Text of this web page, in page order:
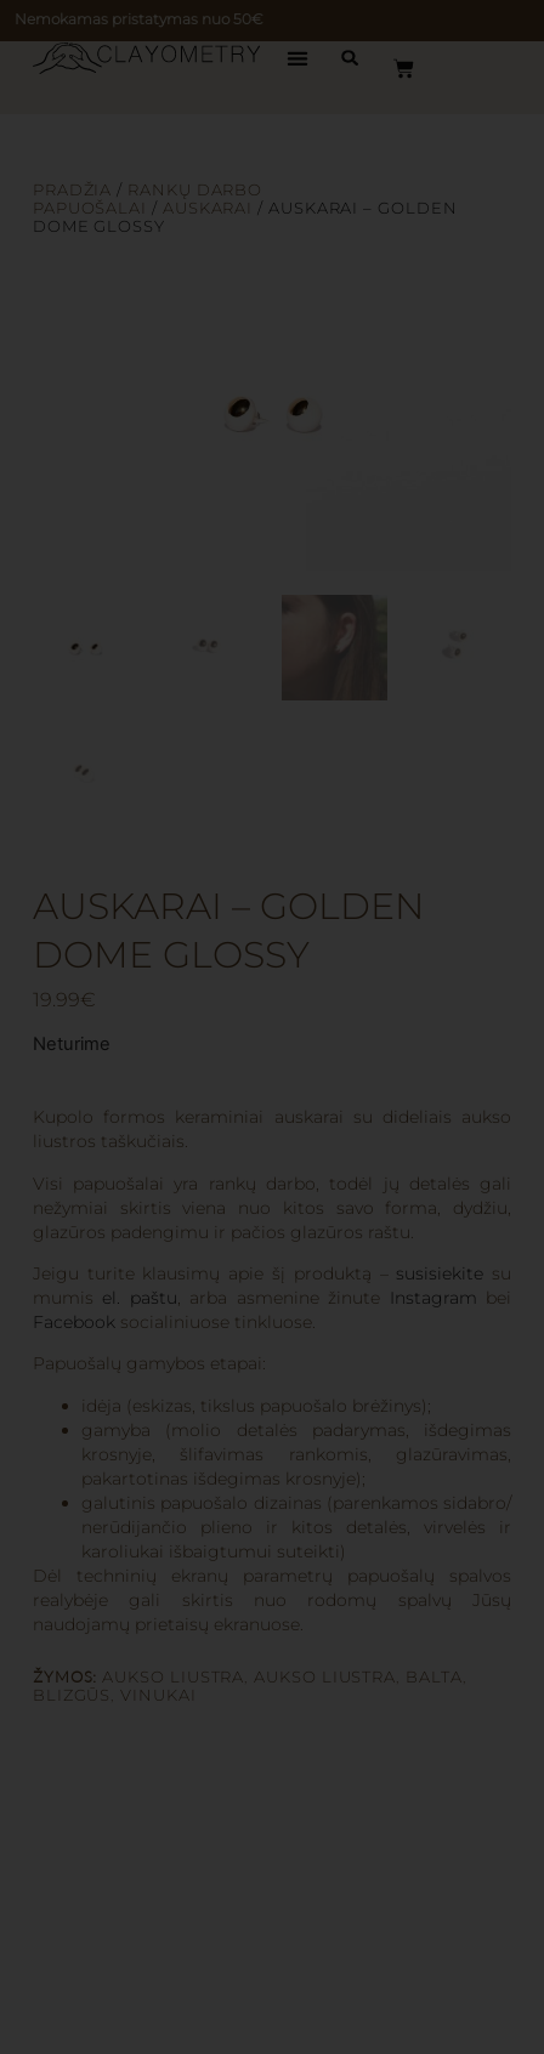
Nemokamas pristatymas nuo 50€
PRADŽIA / RANKŲ DARBO
PAPUOŠALAI
/ AUSKARAI
/ AUSKARAI – GOLDEN
DOME GLOSSY
AUSKARAI – GOLDEN
DOME GLOSSY
19.99€
Neturime
Kupolo formos keraminiai auskarai su dideliais aukso
liustros taškučiais.
Visi papuošalai yra rankų darbo, todėl jų detalės gali
nežymiai skirtis viena nuo kitos savo forma, dydžiu,
glazūros padengimu ir pačios glazūros raštu.
Jeigu turite klausimų apie šį produktą – susisiekite su
mumis el. paštu, arba asmenine žinute Instagram bei
Facebooksocialiniuose tinkluose.
Papuošalų gamybos etapai:
idėja (eskizas, tikslus papuošalo brėžinys);
gamyba (molio detalės padarymas, išdegimas
krosnyje, šlifavimas rankomis, glazūravimas,
pakartotinas išdegimas krosnyje);
galutinis papuošalo dizainas (parenkamos sidabro/
nerūdijančio plieno ir kitos detalės, virvelės ir
karoliukai išbaigtumui suteikti)
Dėl techninių ekranų parametrų papuošalų spalvos
realybėje gali skirtis nuo rodomų spalvų Jūsų
naudojamų prietaisų ekranuose.
ŽYMOS: AUKSO LIUSTRA AUKSO LIUSTRA BALTA
BLIZGŪS
,VINUKAI